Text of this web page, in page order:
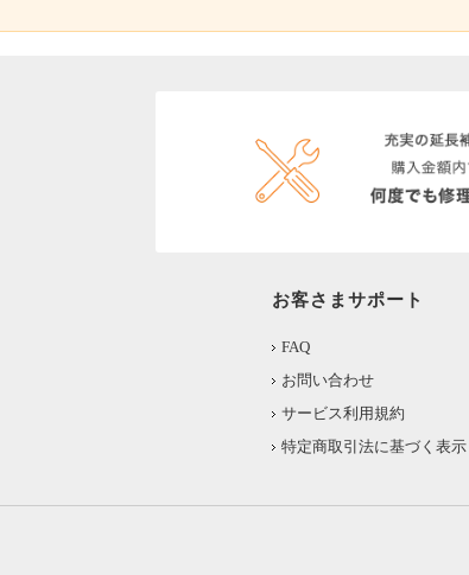
お客さまサポート
FAQ
お問い合わせ
サービス利用規約
特定商取引法に基づく表示